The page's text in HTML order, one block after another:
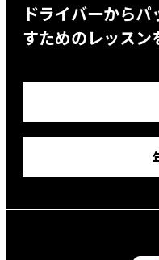
ドライバーから
すためのレッスン